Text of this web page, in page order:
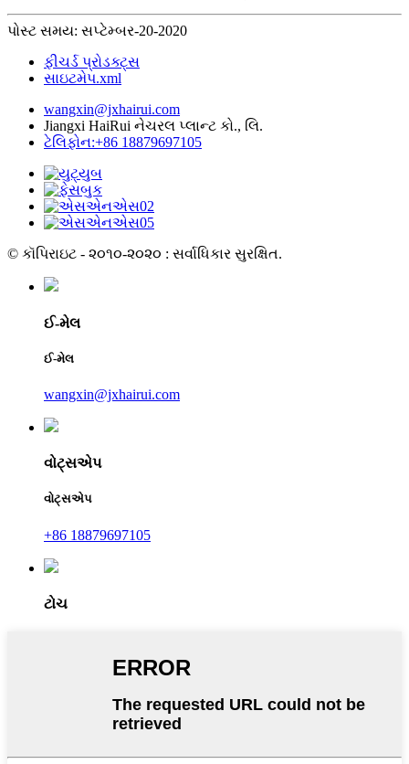
પોસ્ટ સમય: સપ્ટેમ્બર-20-2020
ફીચર્ડ પ્રોડક્ટ્સ
સાઇટમેપ.xml
wangxin@jxhairui.com
Jiangxi HaiRui નેચરલ પ્લાન્ટ કો., લિ.
ટેલિફોન:+86 18879697105
© કૉપિરાઇટ - ૨૦૧૦-૨૦૨૦ : સર્વાધિકાર સુરક્ષિત.
ઈ-મેલ
ઈ-મેલ
wangxin@jxhairui.com
વોટ્સએપ
વોટ્સએપ
+86 18879697105
ટોચ